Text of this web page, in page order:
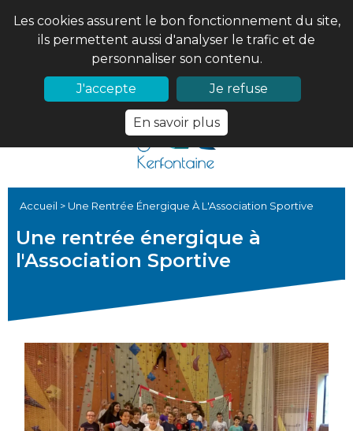
Les cookies assurent le bon fonctionnement du site,
ils permettent aussi d'analyser le trafic et de
personnaliser son contenu.
J'accepte
Je refuse
En savoir plus
02 97 56 61 18
Accueil > Une Rentrée Énergique À L'Association Sportive
Une rentrée énergique à
l'Association Sportive